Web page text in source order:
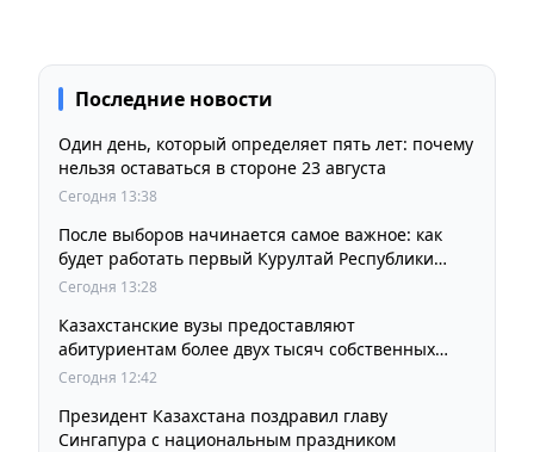
Последние новости
Один день, который определяет пять лет: почему
нельзя оставаться в стороне 23 августа
Сегодня 13:38
После выборов начинается самое важное: как
будет работать первый Курултай Республики
Казахстан
Сегодня 13:28
Казахстанские вузы предоставляют
абитуриентам более двух тысяч собственных
образовательных грантов
Сегодня 12:42
Президент Казахстана поздравил главу
Сингапура с национальным праздником